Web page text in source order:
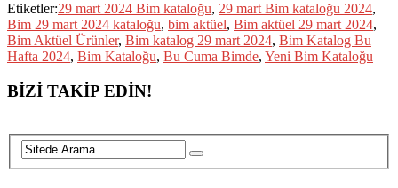
Etiketler:29 mart 2024 Bim kataloğu, 29 mart Bim kataloğu 2024,
Bim 29 mart 2024 kataloğu, bim aktüel, Bim aktüel 29 mart 2024,
Bim Aktüel Ürünler, Bim katalog 29 mart 2024, Bim Katalog Bu
Hafta 2024, Bim Kataloğu, Bu Cuma Bimde, Yeni Bim Kataloğu
BİZİ TAKİP EDİN!